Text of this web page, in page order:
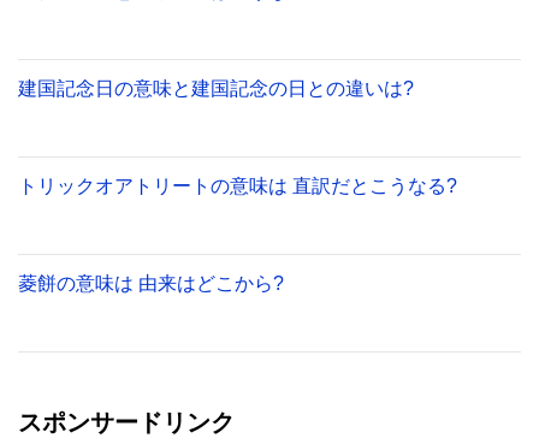
建国記念日の意味と建国記念の日との違いは?
トリックオアトリートの意味は 直訳だとこうなる?
菱餅の意味は 由来はどこから?
スポンサードリンク